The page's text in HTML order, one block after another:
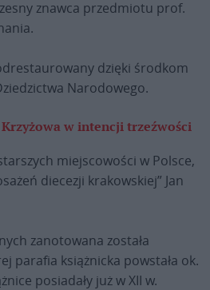
znawca przedmiotu prof.
dzięki środkom
Narodowego.
w intencji trzeźwości
miejscowości w Polsce,
diecezji krakowskiej” Jan
zanotowana została
parafia książnicka powstała ok.
posiadały już w XII w.